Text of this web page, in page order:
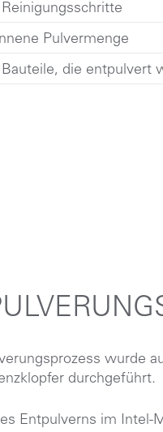
Pulvermenge
die entpulvert
wurde
durchgeführt.
Entpulverns im Intel-